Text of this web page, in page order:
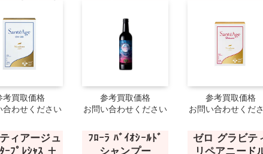
考買取価格
合わせください
参考買取価格
お問い合わせください
参考買取価格
お問い合わせくだ
ィアージュ
ｰﾌﾟﾚｼｬｽ ＋
ﾌﾛｰﾗ ﾊﾞｲｵｼｰﾙﾄﾞ
シャンプー
ゼロ グラビテ
リペアニード